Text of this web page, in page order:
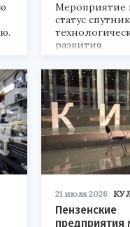
Мероприятие
статус
развития
«Технопром-
21 июля 2026
Пензенские
предприятия